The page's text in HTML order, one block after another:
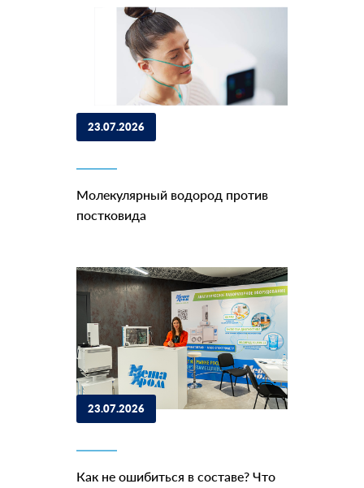
23.07.2026
Молекулярный водород против
постковида
23.07.2026
Как не ошибиться в составе? Что